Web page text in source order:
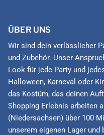
ÜBER UNS
Wir sind dein verlässlicher
und Zubehör. Unser
Look für jede Party und
Halloween, Karneval oder
das Kostüm, das deinen
Shopping Erlebnis arbeiten
(Niedersachsen) über 100
unserem eigenen Lager